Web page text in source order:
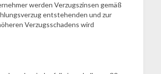
werden Verzugszinsen gemäß
entstehenden und zur
Verzugsschadens wird